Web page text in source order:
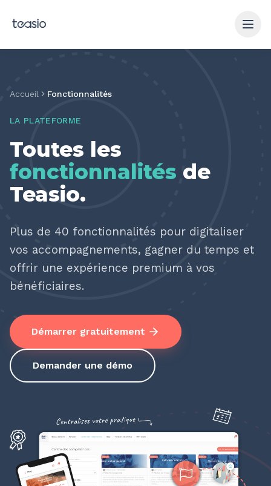
Accueil Fonctionnalités
LA PLATEFORME
Toutes les
fonctionnalités de
Teasio.
Plus de 40 fonctionnalités pour digitaliser
vos accompagnements, gagner du temps et
offrir une expérience premium à vos
bénéficiaires.
Démarrer gratuitement
Demander une démo